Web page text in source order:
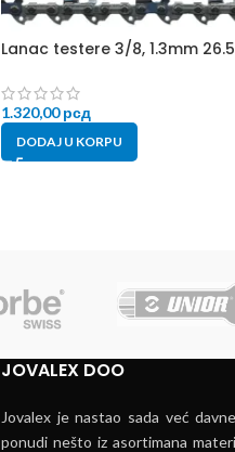
Lanac testere 3/8, 1.3mm
1.320,00рсд
DODAJ U KORPU
JOVALEX DOO
Jovalex je nastao sada već
ponudi nešto iz asortimana